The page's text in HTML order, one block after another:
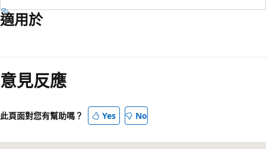
適用於
讀
模
已
用
意見反應
此頁面對您有幫助嗎？ Yes No